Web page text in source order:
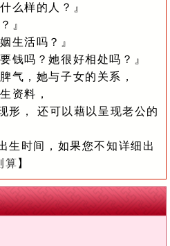
么样的人？』
』
生活吗？』
钱吗？她很好相处吗？』
气，她与子女的关系，
资料，
形， 还可以藉以呈现老公的
时间，如果您不知详细出
算 】